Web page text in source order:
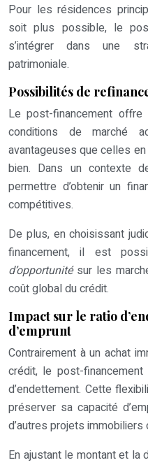
Pour les résidences
soit plus possible, le
s’intégrer dans une
patrimoniale.
Possibilités de
Le post-financement offre
conditions de marché
avantageuses que celles en
bien. Dans un contexte
permettre d’obtenir un
compétitives.
De plus, en choisissant
financement, il est
d’opportunité sur les
coût global du crédit.
Impact sur le ratio
d’emprunt
Contrairement à un achat
crédit, le post-
d’endettement. Cette
préserver sa capacité
d’autres projets
En ajustant le montant et